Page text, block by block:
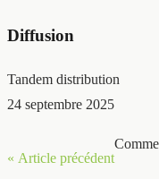
Diffusion
Tandem distribution
24 septembre 2025
« Article précédent